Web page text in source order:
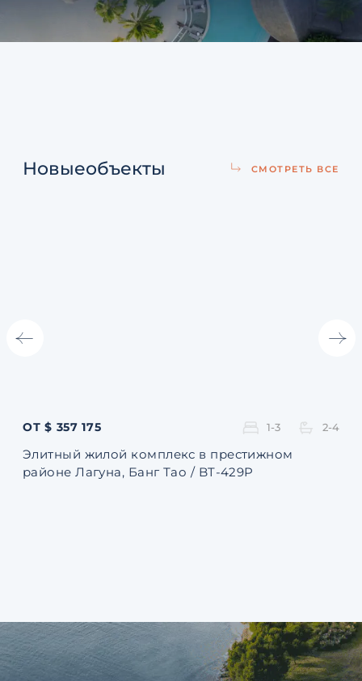
Новыеобъекты СМОТРЕТЬ ВСЕ
ОТ $ 357 175 1-3 2-4
Элитный жилой комплекс в престижном
районе Лагуна, Банг Тао / BT-429P